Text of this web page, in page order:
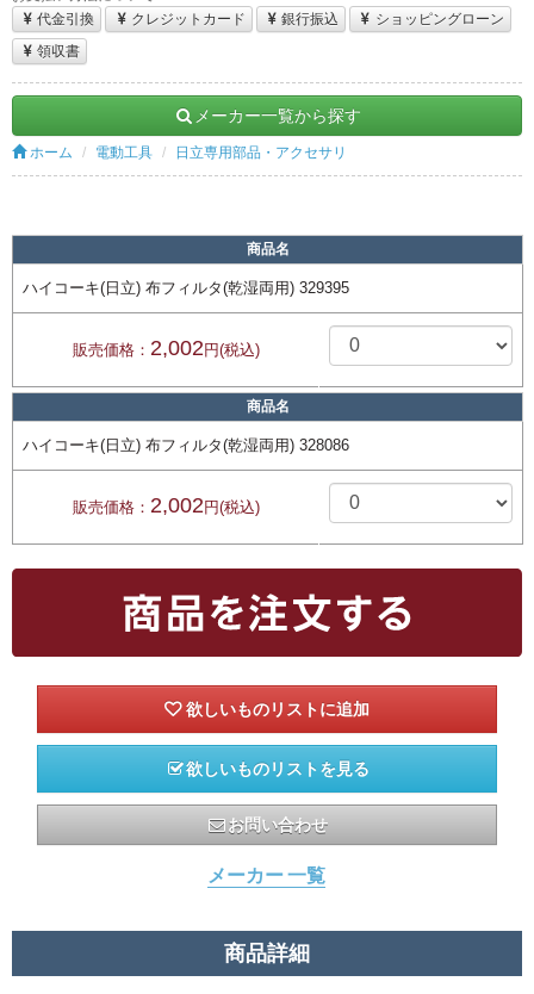
代金引換
クレジットカード 銀行振込
ショッピングローン
領収書
メーカー一覧から探す
ホーム 電動工具 日立専用部品・アクセサリ
商品名
ハイコーキ(日立) 布フィルタ(乾湿両用) 329395
販売価格： 2,002 円(税込)
商品名
ハイコーキ(日立) 布フィルタ(乾湿両用) 328086
販売価格： 2,002 円(税込)
欲しいものリストを見る
お問い合わせ
メーカー 一覧
商品詳細